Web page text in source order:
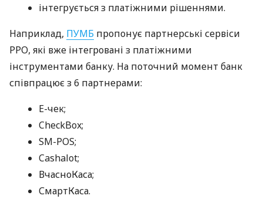
інтегрується з платіжними рішеннями.
Наприклад, ПУМБ пропонує партнерські сервіси
РРО, які вже інтегровані з платіжними
інструментами банку. На поточний момент банк
співпрацює з 6 партнерами:
E-чек;
CheckBox;
SM-POS;
Cashalot;
ВчасноКаса;
СмартКаса.